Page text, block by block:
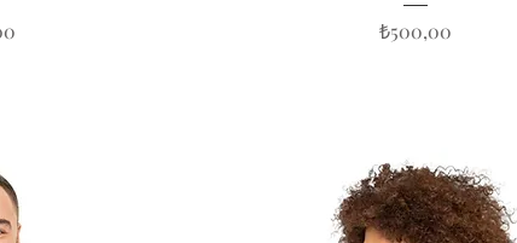
Fiyat
₺500,00